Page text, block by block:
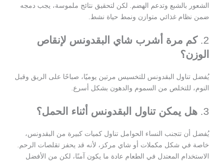
الشعور بالشبع وتدعم الهضم. لكن لتحقيق نتائج ملموسة، يجب دمجه
ضمن نظام غذائي متوازن ونمط حياة نشط.
2. كم مرة أشرب شاي البقدونس لإنقاص
الوزن؟
يُفضل تناول البقدونس للتخسيس مرتين يوميًا، صباحًا على الريق وقبل
النوم، للتخلص من السموم والدهون بشكل أسرع.
3. هل يمكن تناول البقدونس أثناء الحمل؟
يُفضل أن تتجنب النساء الحوامل تناول كميات كبيرة من البقدونس،
خاصة في شكل مكملات أو شاي مركز، لأنه قد يحفز تقلصات الرحم.
الاستخدام المعتدل في الطعام عادة ما يكون آمنًا، لكن من الأفضل